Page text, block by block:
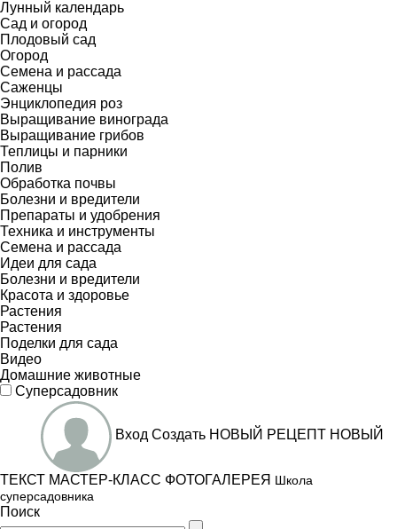
Лунный календарь
Сад и огород
Плодовый сад
Огород
Семена и рассада
Саженцы
Энциклопедия роз
Выращивание винограда
Выращивание грибов
Теплицы и парники
Полив
Обработка почвы
Болезни и вредители
Препараты и удобрения
Техника и инструменты
Семена и рассада
Идеи для сада
Болезни и вредители
Красота и здоровье
Растения
Растения
Поделки для сада
Видео
Домашние животные
Суперсадовник
Вход Создать НОВЫЙ РЕЦЕПТ НОВЫЙ
ТЕКСТ МАСТЕР-КЛАСС ФОТОГАЛЕРЕЯ Школа
суперсадовника
Поиск